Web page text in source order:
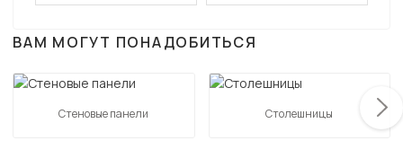
ВАМ МОГУТ ПОНАДОБИТЬСЯ
Стеновые панели Столешницы